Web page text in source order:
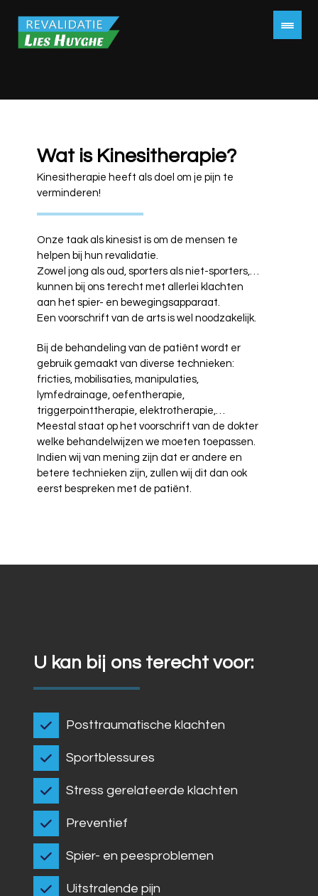
Wat is Kinesitherapie?
Kinesitherapie heeft als doel om je pijn te
verminderen!
Onze taak als kinesist is om de mensen te
helpen bij hun revalidatie.
Zowel jong als oud, sporters als niet-sporters,…
kunnen bij ons terecht met allerlei klachten
aan het spier- en bewegingsapparaat.
Een voorschrift van de arts is wel noodzakelijk.
Bij de behandeling van de patiënt wordt er
gebruik gemaakt van diverse technieken:
fricties, mobilisaties, manipulaties,
lymfedrainage, oefentherapie,
triggerpointtherapie, elektrotherapie,…
Meestal staat op het voorschrift van de dokter
welke behandelwijzen we moeten toepassen.
Indien wij van mening zijn dat er andere en
betere technieken zijn, zullen wij dit dan ook
eerst bespreken met de patiënt.
U kan bij ons terecht voor:
Posttraumatische klachten
Sportblessures
Stress gerelateerde klachten
Preventief
Spier- en peesproblemen
Uitstralende pijn